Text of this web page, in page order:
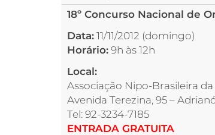
18º Concurso Nacional de
Data: 11/11/2012 (domingo)
Horário: 9h às 12h
Local:
Associação Nipo-Brasileira
Avenida Terezina, 95 –
Tel: 92-3234-7185
ENTRADA GRATUITA